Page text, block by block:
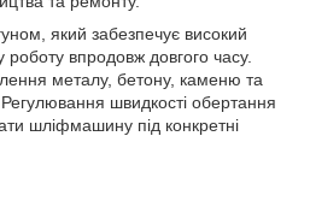
який забезпечує високий
роботу впродовж довгого часу.
металу, бетону, каменю та
швидкості обертання
шліфмашину під конкретні